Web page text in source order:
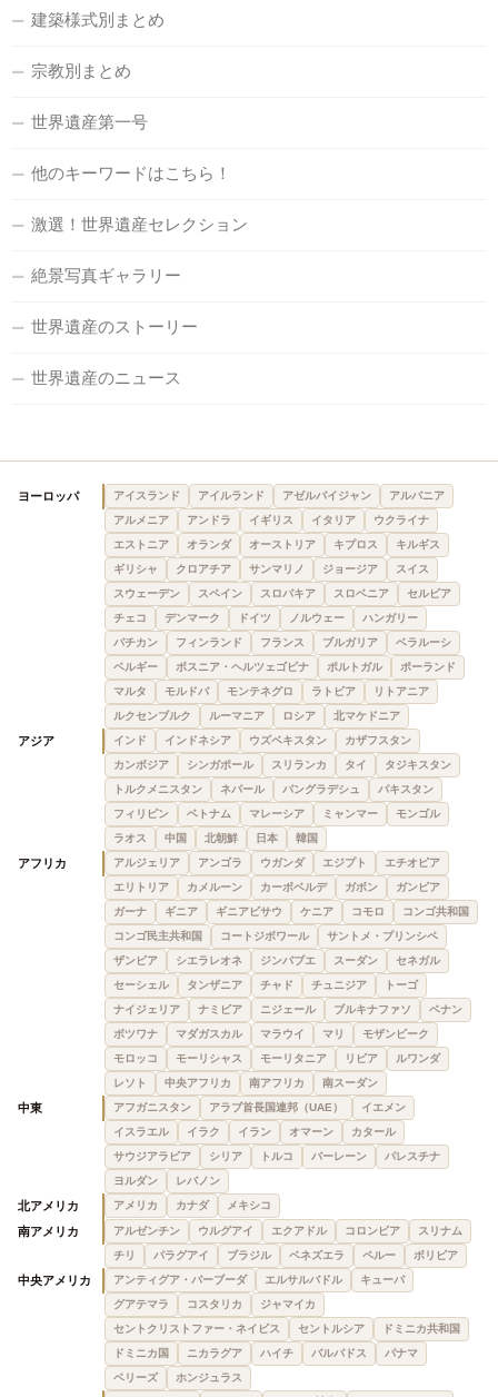
建築様式別まとめ
宗教別まとめ
世界遺産第一号
他のキーワードはこちら！
激選！世界遺産セレクション
絶景写真ギャラリー
世界遺産のストーリー
世界遺産のニュース
ヨーロッパ アイスランド アイルランド アゼルバイジャン
アルバニア
アルメニア
アンドラ イギリス イタリア
ウクライナ
エストニア
オランダ オーストリア キプロス
キルギス
ギリシャ
クロアチア サンマリノ ジョージア
スイス
スウェーデン
スペイン スロバキア スロベニア
セルビア
チェコ
デンマーク ドイツ ノルウェー
ハンガリー
バチカン
フィンランド フランス ブルガリア
ベラルーシ
ベルギー
ボスニア・ヘルツェゴビナ ポルトガル
ポーランド
マルタ
モルドバ モンテネグロ ラトビア
リトアニア
ルクセンブルク
ルーマニア ロシア 北マケドニア
アジア インド インドネシア ウズベキスタン
カザフスタン
カンボジア
シンガポール スリランカ タイ
タジキスタン
トルクメニスタン
ネパール バングラデシュ
パキスタン
フィリピン
ベトナム マレーシア ミャンマー
モンゴル
ラオス
中国 北朝鮮 日本 韓国
アフリカ アルジェリア アンゴラ ウガンダ エジプト
エチオピア
エリトリア
カメルーン カーボベルデ ガボン
ガンビア
ガーナ
ギニア ギニアビサウ ケニア コモロ
コンゴ共和国
コンゴ民主共和国
コートジボワール
サントメ・プリンシペ
ザンビア
シエラレオネ ジンバブエ スーダン
セネガル
セーシェル
タンザニア チャド チュニジア
トーゴ
ナイジェリア
ナミビア ニジェール ブルキナファソ
ベナン
ボツワナ
マダガスカル マラウイ マリ
モザンビーク
モロッコ
モーリシャス モーリタニア リビア
ルワンダ
レソト
中央アフリカ 南アフリカ 南スーダン
中東 アフガニスタン アラブ首長国連邦（UAE）
イエメン
イスラエル
イラク イラン オマーン
カタール
サウジアラビア
シリア トルコ バーレーン
パレスチナ
ヨルダン
レバノン
北アメリカ アメリカ カナダ メキシコ
南アメリカ アルゼンチン ウルグアイ エクアドル コロンビア
スリナム
チリ
パラグアイ ブラジル ベネズエラ ペルー ボリビア
中央アメリカ アンティグア・バーブーダ エルサルバドル
キューバ
グアテマラ
コスタリカ
ジャマイカ
セントクリストファー・ネイビス
セントルシア
ドミニカ共和国
ドミニカ国
ニカラグア ハイチ バルバドス
パナマ
ベリーズ
ホンジュラス